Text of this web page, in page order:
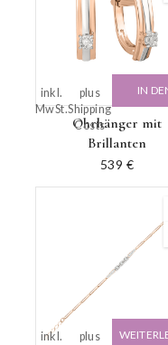
Ohrhänger mit
Brillanten
539 €
inkl.
MwSt.
plus
Shipping
Costs
IN
inkl.
plus